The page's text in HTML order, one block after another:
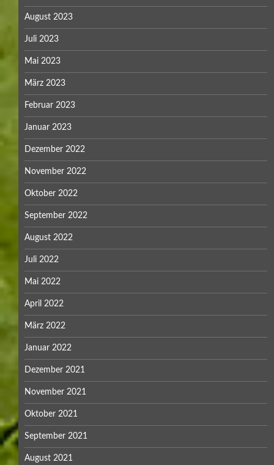
August 2023
Juli 2023
Mai 2023
März 2023
Februar 2023
Januar 2023
Dezember 2022
November 2022
Oktober 2022
September 2022
August 2022
Juli 2022
Mai 2022
April 2022
März 2022
Januar 2022
Dezember 2021
November 2021
Oktober 2021
September 2021
August 2021